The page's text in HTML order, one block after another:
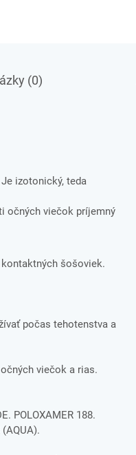
(0)
izotonický, teda
očných viečok príjemný
šošoviek.
počas tehotenstva a
viečok a rias.
POLOXAMER 188.
(AQUA).